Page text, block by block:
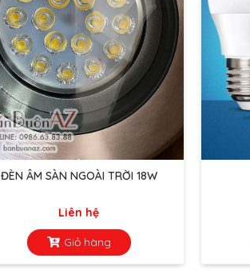
ĐÈN ÂM SÀN NGOÀI TRỜI 18W
Liên hệ
Giỏ hàng